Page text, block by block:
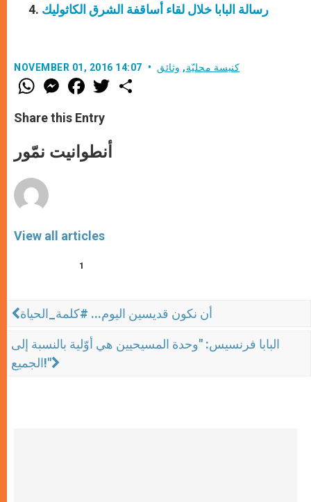
رسالة البابا خلال لقاء أساقفة الشرق الكاثوليك
NOVEMBER 01, 2016 14:07 كنيسة محليّة, وثائق
W
h
t
s
p
p
M
e
s
e
e
F
a
e
b
o
k
w
Share this Entry
أنطوانيت نمّور
View all articles
1
أن نكون قديسين اليوم... #كلمة_الحياة
البابا فرنسيس: "وحدة المسيحيين هي أوّلية بالنسبة إلى
الجميع!"